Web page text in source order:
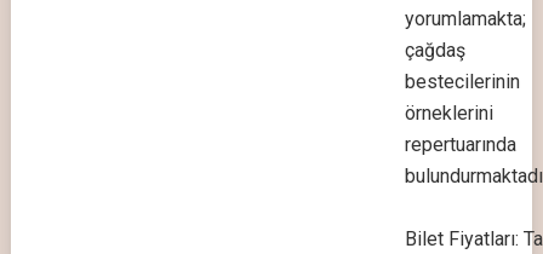
çağdaş
repertuarında
Bilet Fiyatları: